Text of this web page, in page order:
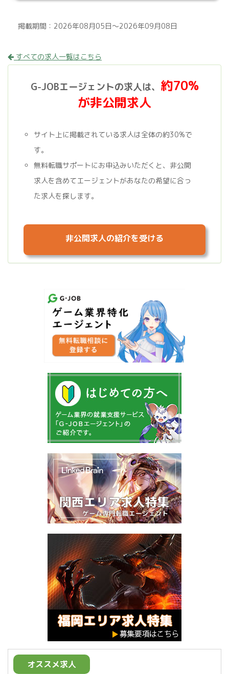
掲載期間：2026年08月05日～2026年09月08日
すべての求人一覧はこちら
G-JOBエージェントの求人は、 約70%
が非公開求人
サイト上に掲載されている求人は全体の約30%で
す。
無料転職サポートにお申込みいただくと、非公開
求人を含めてエージェントがあなたの希望に合っ
た求人を探します。
非公開求人の紹介を受ける
オススメ求人